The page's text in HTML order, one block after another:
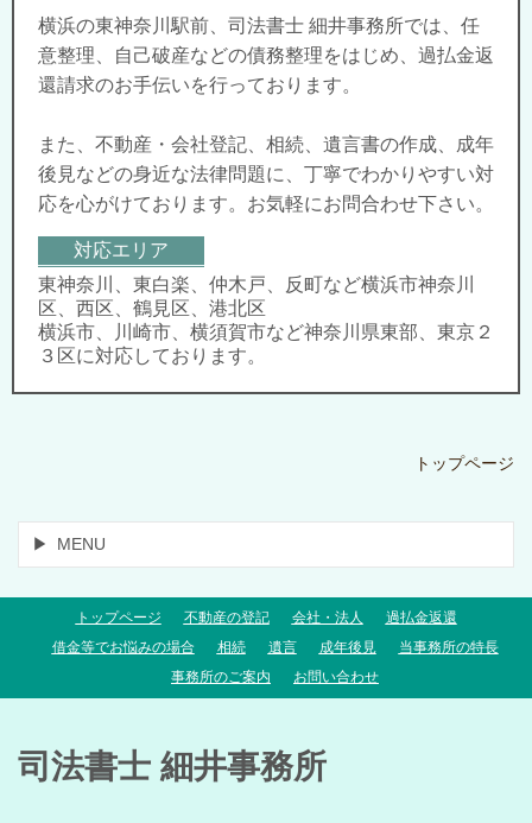
横浜の東神奈川駅前、司法書士 細井事務所では、任
意整理、自己破産などの債務整理をはじめ、過払金返
還請求のお手伝いを行っております。
また、不動産・会社登記、相続、遺言書の作成、成年
後見などの身近な法律問題に、丁寧でわかりやすい対
応を心がけております。お気軽にお問合わせ下さい。
対応エリア
東神奈川、東白楽、仲木戸、反町など横浜市神奈川
区、西区、鶴見区、港北区
横浜市、川崎市、横須賀市など神奈川県東部、東京２
３区に対応しております。
トップページ
MENU
トップページ 不動産の登記 会社・法人
過払金返還
借金等でお悩みの場合
相続 遺言 成年後見
当事務所の特長
事務所のご案内
お問い合わせ
司法書士 細井事務所